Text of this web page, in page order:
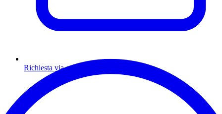
Richiesta via email